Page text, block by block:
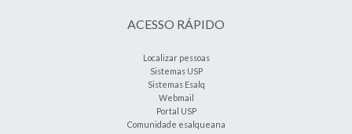
ACESSO RÁPIDO
Localizar pessoas
Sistemas USP
Sistemas Esalq
Webmail
Portal USP
Comunidade esalqueana